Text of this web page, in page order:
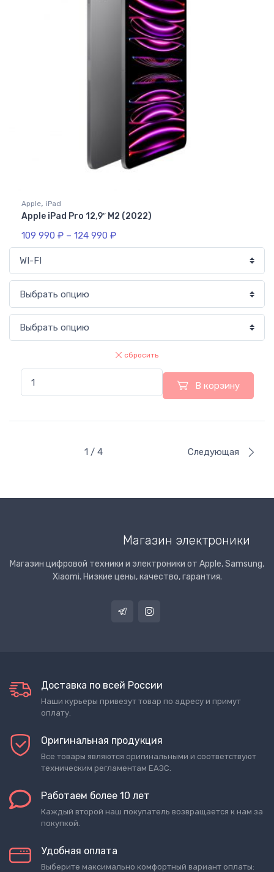
Apple, iPad
Apple iPad Pro 12,9″ M2 (2022)
109 990 ₽ – 124 990 ₽
сбросить
В корзину
1 / 4 Следующая
Магазин электроники
Магазин цифровой техники и электроники от Apple, Samsung,
Xiaomi. Низкие цены, качество, гарантия.
Доставка по всей России
Наши курьеры привезут товар по адресу и примут
оплату.
Оригинальная продукция
Все товары являются оригинальными и соответствуют
техническим регламентам ЕАЭС.
Работаем более 10 лет
Каждый второй наш покупатель возвращается к нам за
покупкой.
Удобная оплата
Выберите максимально комфортный вариант оплаты: